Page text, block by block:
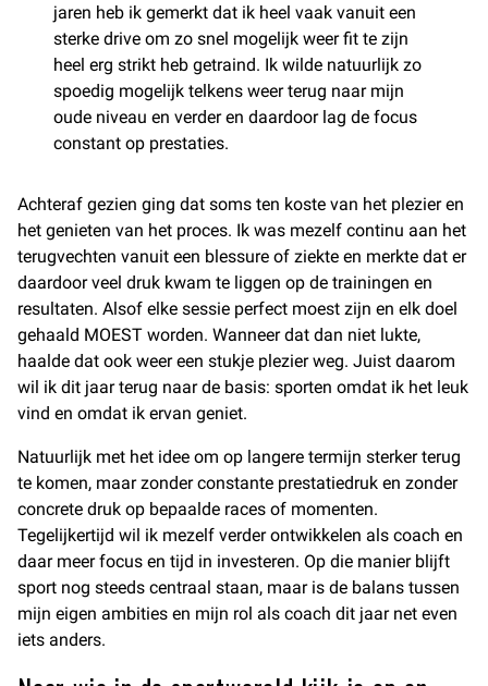
jaren heb ik gemerkt dat ik heel vaak vanuit een
sterke drive om zo snel mogelijk weer fit te zijn
heel erg strikt heb getraind. Ik wilde natuurlijk zo
spoedig mogelijk telkens weer terug naar mijn
oude niveau en verder en daardoor lag de focus
constant op prestaties.
Achteraf gezien ging dat soms ten koste van het plezier en
het genieten van het proces. Ik was mezelf continu aan het
terugvechten vanuit een blessure of ziekte en merkte dat er
daardoor veel druk kwam te liggen op de trainingen en
resultaten. Alsof elke sessie perfect moest zijn en elk doel
gehaald MOEST worden. Wanneer dat dan niet lukte,
haalde dat ook weer een stukje plezier weg. Juist daarom
wil ik dit jaar terug naar de basis: sporten omdat ik het leuk
vind en omdat ik ervan geniet.
Natuurlijk met het idee om op langere termijn sterker terug
te komen, maar zonder constante prestatiedruk en zonder
concrete druk op bepaalde races of momenten.
Tegelijkertijd wil ik mezelf verder ontwikkelen als coach en
daar meer focus en tijd in investeren. Op die manier blijft
sport nog steeds centraal staan, maar is de balans tussen
mijn eigen ambities en mijn rol als coach dit jaar net even
iets anders.